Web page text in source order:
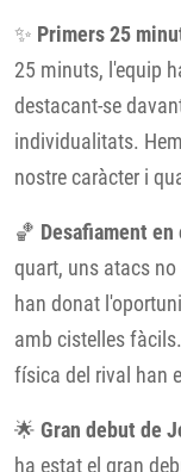
✨ Primers 25
25 minuts, l'equip
destacant-se
individualitats.
nostre caràcter i
🏀 Desafiament en
quart, uns atacs
han donat
amb cistelles
física del rival han
🌟 Gran debut de
ha estat el gran